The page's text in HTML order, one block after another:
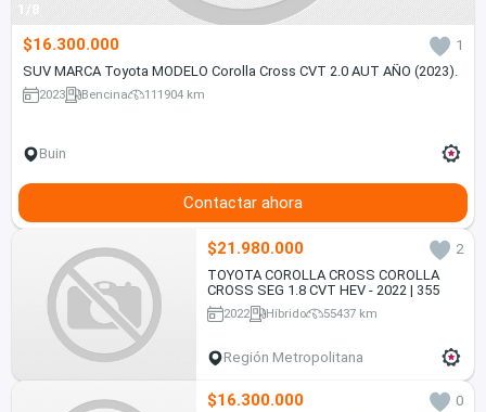
1/8
$16.300.000
1
SUV MARCA Toyota MODELO Corolla Cross CVT 2.0 AUT AÑO (2023).
2023 Bencina 111904 km
Buin
Contactar ahora
$21.980.000
2
TOYOTA COROLLA CROSS COROLLA
CROSS SEG 1.8 CVT HEV - 2022 | 355
2022 Híbrido 55437 km
Región Metropolitana
$16.300.000
0